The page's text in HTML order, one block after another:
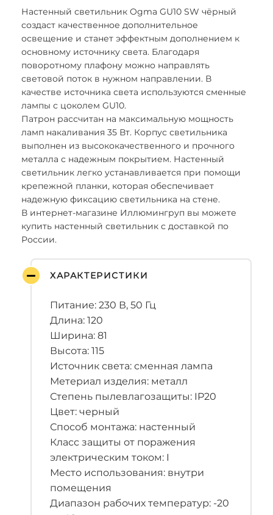
Настенный светильник Ogma GU10 SW чёрный
создаст качественное дополнительное
освещение и станет эффектным дополнением к
основному источнику света. Благодаря
поворотному плафону можно направлять
световой поток в нужном направлении. В
качестве источника света используются сменные
лампы с цоколем GU10.
Патрон рассчитан на максимальную мощность
ламп накаливания 35 Вт. Корпус светильника
выполнен из высококачественного и прочного
металла с надежным покрытием. Настенный
светильник легко устанавливается при помощи
крепежной планки, которая обеспечивает
надежную фиксацию светильника на стене.
В интернет-магазине Иллюмингруп вы можете
купить настенный светильник с доставкой по
России.
ХАРАКТЕРИСТИКИ
Питание: 230 В, 50 Гц
Длина: 120
Ширина: 81
Высота: 115
Источник света: сменная лампа
Метериал изделия: металл
Степень пылевлагозащиты: IP20
Цвет: черный
Способ монтажа: настенный
Класс защиты от поражения
электрическим током: I
Место использования: внутри
помещения
Диапазон рабочих температур: -20